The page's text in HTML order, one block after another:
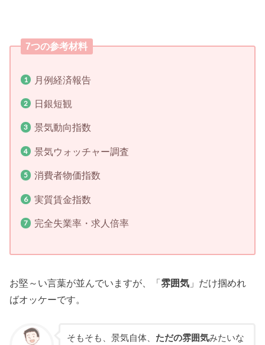
7つの参考材料
月例経済報告
日銀短観
景気動向指数
景気ウォッチャー調査
消費者物価指数
実質賃金指数
完全失業率・求人倍率
お堅～い言葉が並んでいますが、「雰囲気 」だけ掴めれ
ばオッケーです。
そもそも、景気自体、 ただの雰囲気みたいな